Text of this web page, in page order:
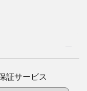
証サービス